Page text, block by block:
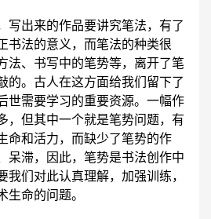
写出来的作品要讲究笔法，有了
书法的意义，而笔法的种类很
法、书写中的笔势等，离开了笔
的。古人在这方面给我们留下了
世需要学习的重要资源。一幅作
，但其中一个就是笔势问题，有
命和活力，而缺少了笔势的作
呆滞，因此，笔势是书法创作中
们对此认真理解，加强训练，
命的问题。